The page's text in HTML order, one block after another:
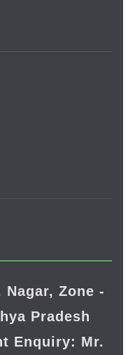
Nagar, Zone -
Pradesh
Enquiry: Mr.